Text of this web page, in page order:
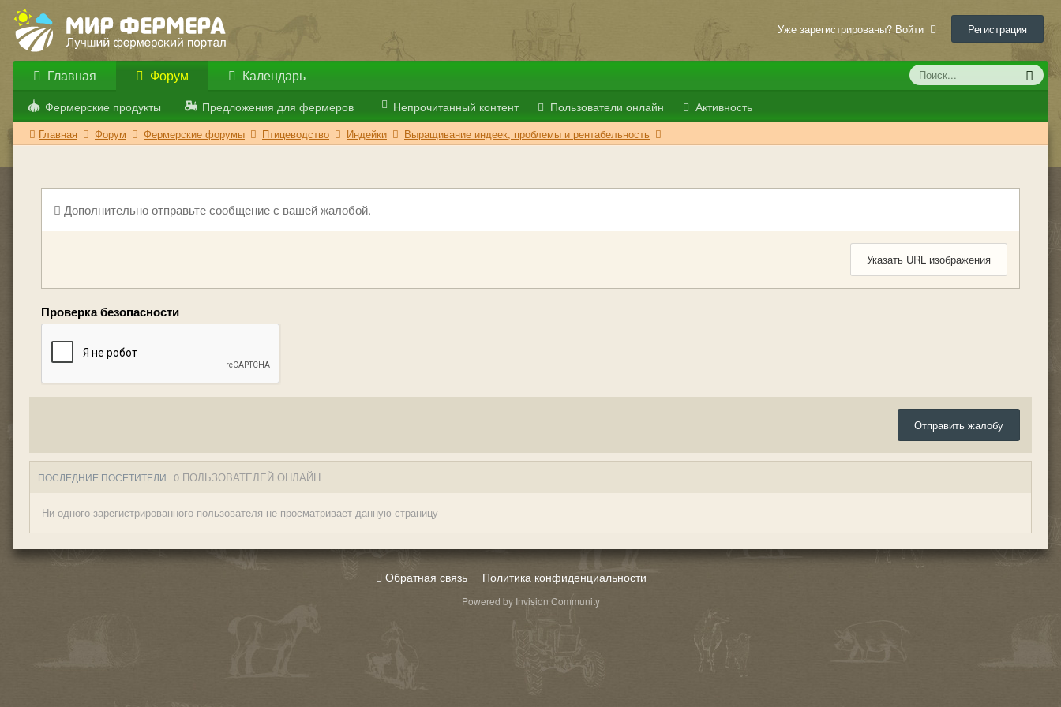
Уже зарегистрированы? Войти Регистрация
Главная Форум
Фермерские продукты Предложения для фермеров Непрочитанный контент Пользователи онлайн Активность
Календарь
Главная Форум Фермерские форумы Птицеводство Индейки Выращивание индеек, проблемы и рентабельность
Дополнительно отправьте сообщение с вашей жалобой.
Указать URL изображения
Проверка безопасности
Отправить жалобу
ПОСЛЕДНИЕ ПОСЕТИТЕЛИ 0 ПОЛЬЗОВАТЕЛЕЙ ОНЛАЙН
Ни одного зарегистрированного пользователя не просматривает данную страницу
Обратная связь Политика конфиденциальности
Powered by Invision Community